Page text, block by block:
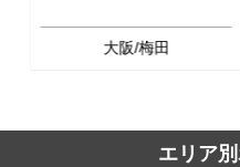
大阪/梅田
エリア